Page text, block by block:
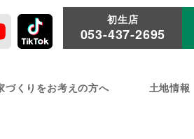
初生店
053-437-2695
づくりをお考えの方へ 土地情報